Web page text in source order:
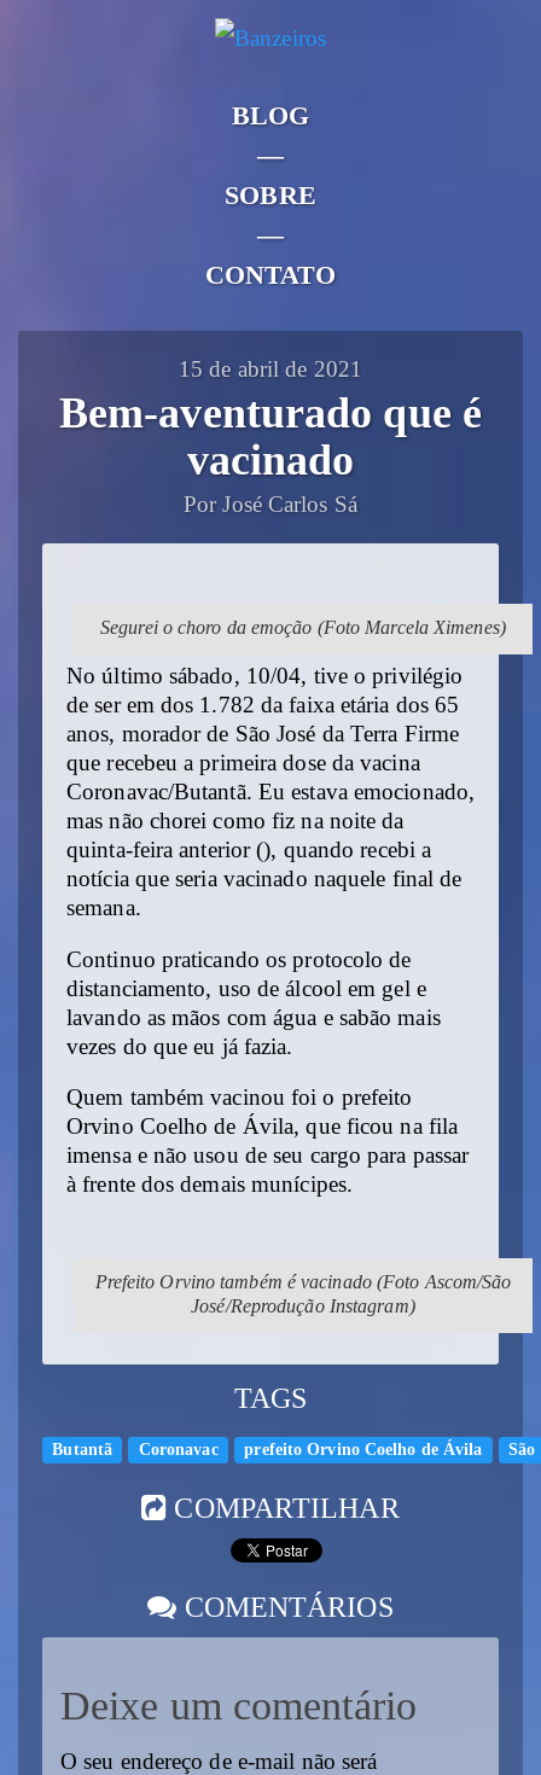
BLOG
—
SOBRE
—
CONTATO
15 de abril de 2021
Bem-aventurado que é
vacinado
Por José Carlos Sá
Segurei o choro da emoção (Foto Marcela Ximenes)
No último sábado, 10/04, tive o privilégio
de ser em dos 1.782 da faixa etária dos 65
anos, morador de São José da Terra Firme
que recebeu a primeira dose da vacina
Coronavac/Butantã. Eu estava emocionado,
mas não chorei como fiz na noite da
quinta-feira anterior (), quando recebi a
notícia que seria vacinado naquele final de
semana.
Continuo praticando os protocolo de
distanciamento, uso de álcool em gel e
lavando as mãos com água e sabão mais
vezes do que eu já fazia.
Quem também vacinou foi o prefeito
Orvino Coelho de Ávila, que ficou na fila
imensa e não usou de seu cargo para passar
à frente dos demais munícipes.
Prefeito Orvino também é vacinado (Foto Ascom/São
José/Reprodução Instagram)
TAGS
Butantã Coronavac prefeito Orvino Coelho de Ávila
COMPARTILHAR
COMENTÁRIOS
Deixe um comentário
O seu endereço de e-mail não será